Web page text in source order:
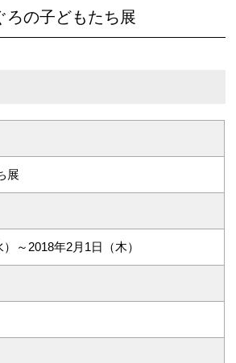
ろの子どもたち展
展
～2018年2月1日（木）